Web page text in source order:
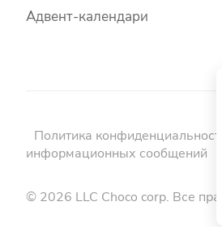
Адвент-календари
Политика конфиденциальности
информационных сообщений
© 2026 LLC Choco corp. Все